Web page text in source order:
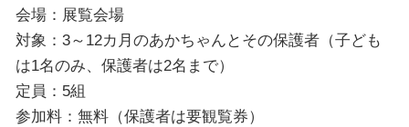
会場：展覧会場
対象：3～12カ月のあかちゃんとその保護者（子ども
は1名のみ、保護者は2名まで）
定員：5組
参加料：無料（保護者は要観覧券）